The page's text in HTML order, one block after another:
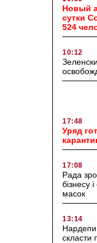
Новый
сутки
524
10:12
17:48
Уряд
17:08
Рада
бізнесу
масок
13:14
Нардепи
скласти